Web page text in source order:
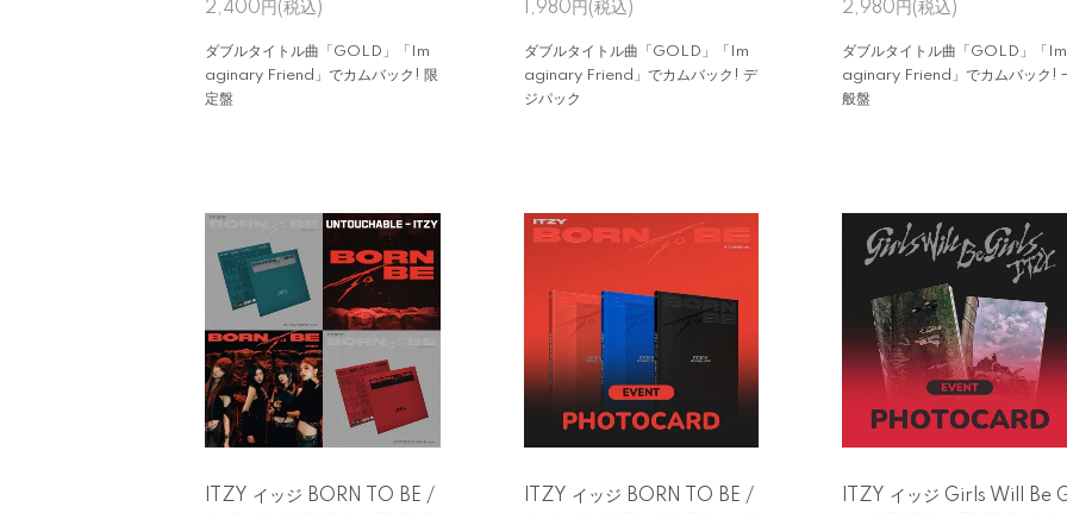
2,400円(税込)
ダブルタイトル曲「GOLD」「Im
aginary Friend」でカムバック! 限
定盤
1,980円(税込)
ダブルタイトル曲「GOLD」「Im
aginary Friend」でカムバック! デ
ジパック
2,980円(税込)
ダブルタイトル曲「GOLD」「Im
aginary Friend」でカムバック!
般盤
ITZY イッジ BORN TO BE /
ITZY イッジ BORN TO BE /
ITZY イッジ Girls Will Be